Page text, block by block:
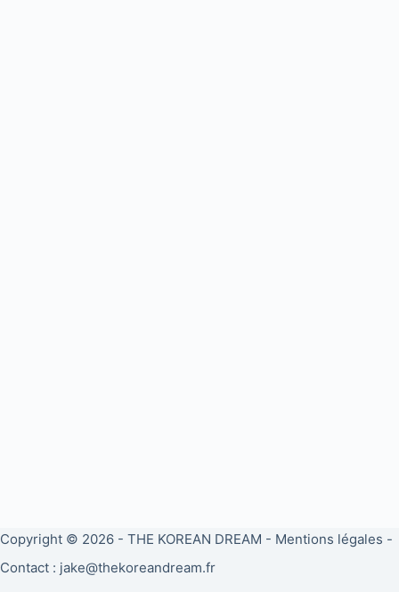
Copyright © 2026 - THE KOREAN DREAM - Mentions légales -
Contact : jake@thekoreandream.fr